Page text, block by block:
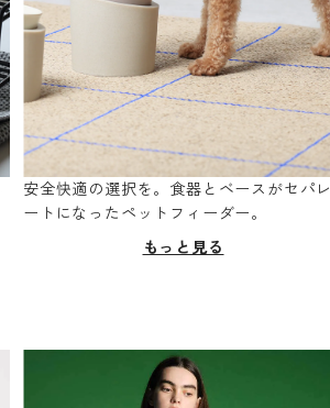
安全快適の選択を。食器とベースがセパレ
ートになったペットフィーダー。
もっと見る